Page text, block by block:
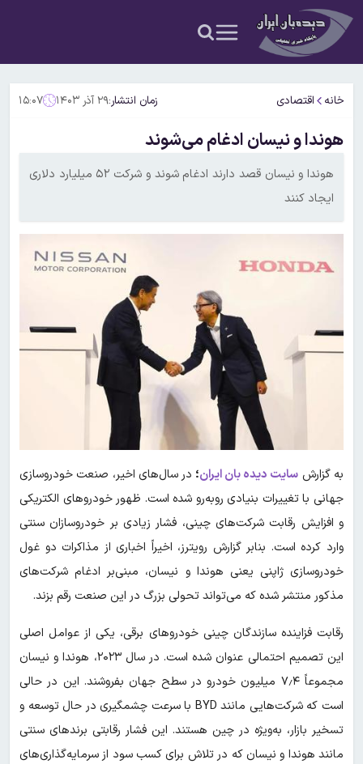
خانه اقتصادی زمان انتشار:۲۹ آذر ۱۴۰۳ ۱۵:۰۷
هوندا و نیسان ادغام می‌شوند
هوندا و نیسان قصد دارند ادغام شوند و شرکت ۵۲ میلیارد دلاری
ایجاد کنند
به گزارش سایت دیده بان ایران؛ در سال‌های اخیر، صنعت خودروسازی
جهانی با تغییرات بنیادی روبه‌رو شده است. ظهور خودروهای الکتریکی
و افزایش رقابت شرکت‌های چینی، فشار زیادی بر خودروسازان سنتی
وارد کرده است. بنابر گزارش رویترز، اخیراً اخباری از مذاکرات دو غول
خودروسازی ژاپنی یعنی هوندا و نیسان، مبنی‌بر ادغام شرکت‌های
مذکور منتشر شده که می‌تواند تحولی بزرگ در این صنعت رقم بزند.
رقابت فزاینده سازندگان چینی خودروهای برقی، یکی از عوامل اصلی
این تصمیم احتمالی عنوان شده است. در سال ۲۰۲۳، هوندا و نیسان
مجموعاً ۷٫۴ میلیون خودرو در سطح جهان بفروشند. این در حالی
است که شرکت‌هایی مانند BYD با سرعت چشمگیری در حال‌ توسعه و
تسخیر بازار، به‌ویژه در چین هستند. این فشار رقابتی برندهای سنتی
مانند هوندا و نیسان که در تلاش برای کسب سود از سرمایه‌گذاری‌های